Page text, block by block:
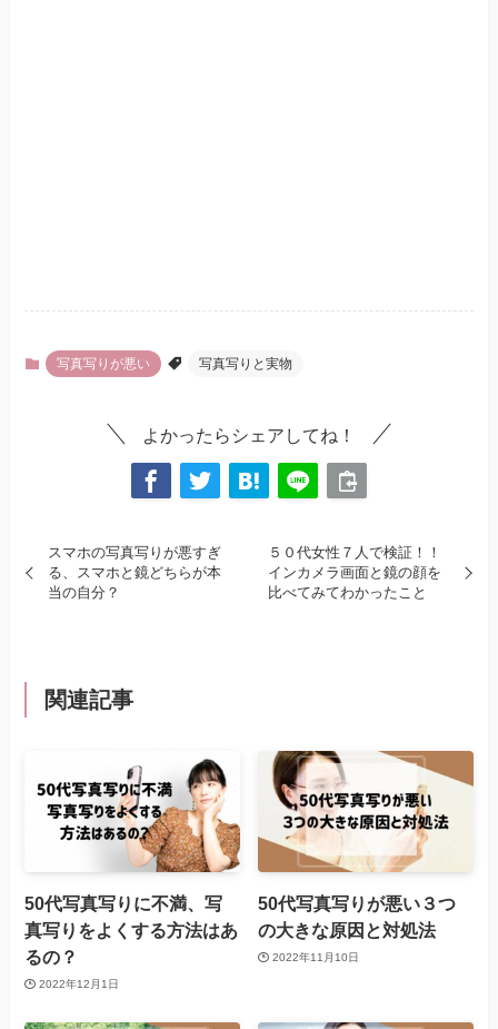
写真写りが悪い 写真写りと実物
よかったらシェアしてね！
スマホの写真写りが悪すぎ
る、スマホと鏡どちらが本
当の自分？
５０代女性７人で検証！！
インカメラ画面と鏡の顔を
比べてみてわかったこと
関連記事
50代写真写りに不満、写
真写りをよくする方法はあ
るの？
2022年12月1日
50代写真写りが悪い３つ
の大きな原因と対処法
2022年11月10日